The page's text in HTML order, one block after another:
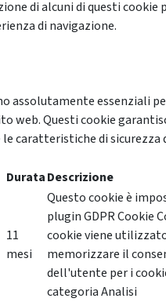
di alcuni di questi cookie
di navigazione.
assolutamente essenziali
web. Questi cookie
caratteristiche di sicurezza
DurataDescrizione
11
mesi
Questo cookie è
plugin GDPR Cookie
cookie viene
memorizzare il
dell'utente per i
categoria Analisi